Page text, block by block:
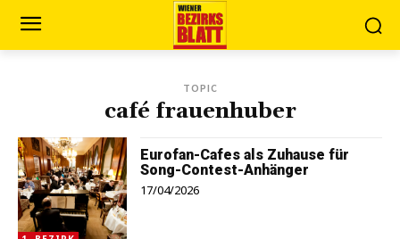
TOPIC
café frauenhuber
Eurofan-Cafes als Zuhause für
Song-Contest-Anhänger
17/04/2026